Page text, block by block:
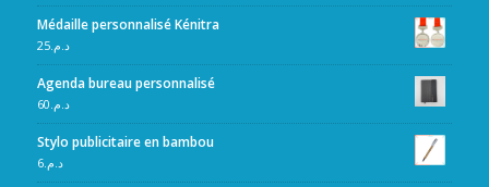
Médaille personnalisé Kénitra
د.م.25
Agenda bureau personnalisé
د.م. 60
Stylo publicitaire en bambou
د.م.6